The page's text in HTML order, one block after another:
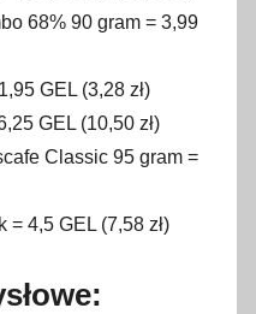
68% 90 gram = 3,99
GEL (3,28 zł)
GEL (10,50 zł)
Classic 95 gram =
= 4,5 GEL (7,58 zł)